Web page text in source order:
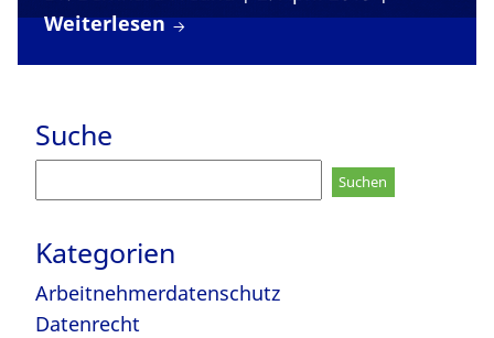
Weiterlesen
Suche
nach:
Kategorien
Arbeitnehmerdatenschutz
Datenrecht